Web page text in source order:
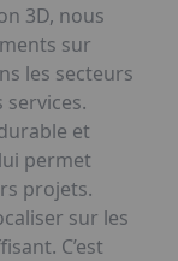
3D, nous
sur
les secteurs
services.
et
permet
projets.
sur les
C’est